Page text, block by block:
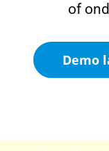
of
Demo